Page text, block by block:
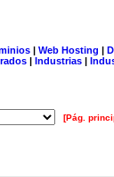
| Web Hosting |
| Industrias |
[Pág.